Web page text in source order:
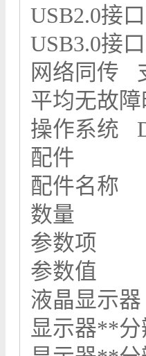
USB2.0
USB3.0
网络同传
平均无故
操作系统
配件
配件名称
数量
参数项
参数值
液晶显示
显示器**